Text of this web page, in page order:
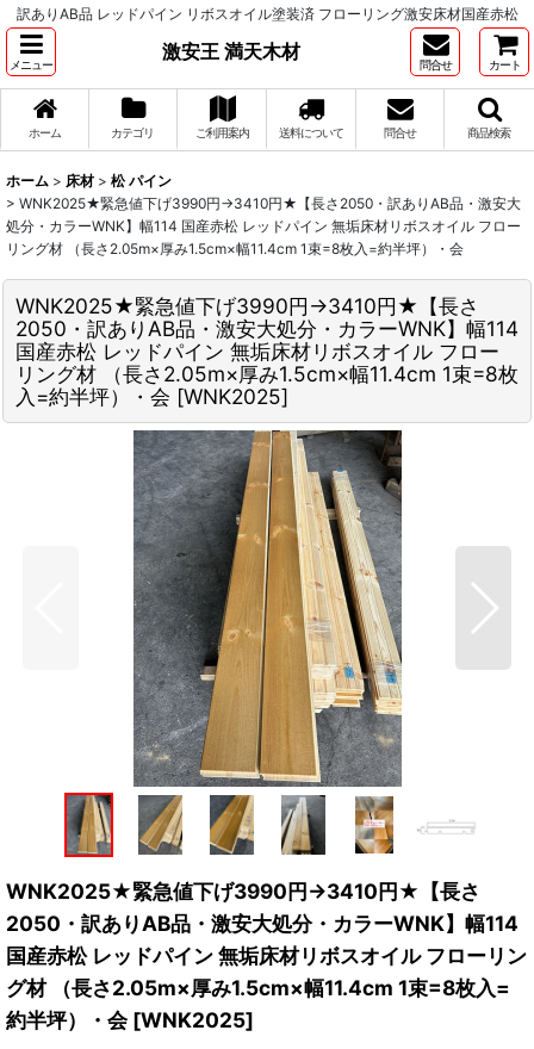
訳ありAB品 レッドパイン リボスオイル塗装済 フローリング激安床材国産赤松
メニュー
激安王 満天木材
問合せ カート
ホーム カテゴリ ご利用案内 送料について 問合せ 商品検索
ホーム > 床材 > 松 パイン
> WNK2025★緊急値下げ3990円→3410円★【長さ2050・訳ありAB品・激安大
処分・カラーWNK】幅114 国産赤松 レッドパイン 無垢床材リボスオイル フロー
リング材 （長さ2.05m×厚み1.5cm×幅11.4cm 1束=8枚入=約半坪）・会
WNK2025★緊急値下げ3990円→3410円★【長さ
2050・訳ありAB品・激安大処分・カラーWNK】幅114
国産赤松 レッドパイン 無垢床材リボスオイル フロー
リング材 （長さ2.05m×厚み1.5cm×幅11.4cm 1束=8枚
入=約半坪）・会 [WNK2025]
WNK2025★緊急値下げ3990円→3410円★【長さ
2050・訳ありAB品・激安大処分・カラーWNK】幅114
国産赤松 レッドパイン 無垢床材リボスオイル フローリン
グ材 （長さ2.05m×厚み1.5cm×幅11.4cm 1束=8枚入=
約半坪）・会 [WNK2025]